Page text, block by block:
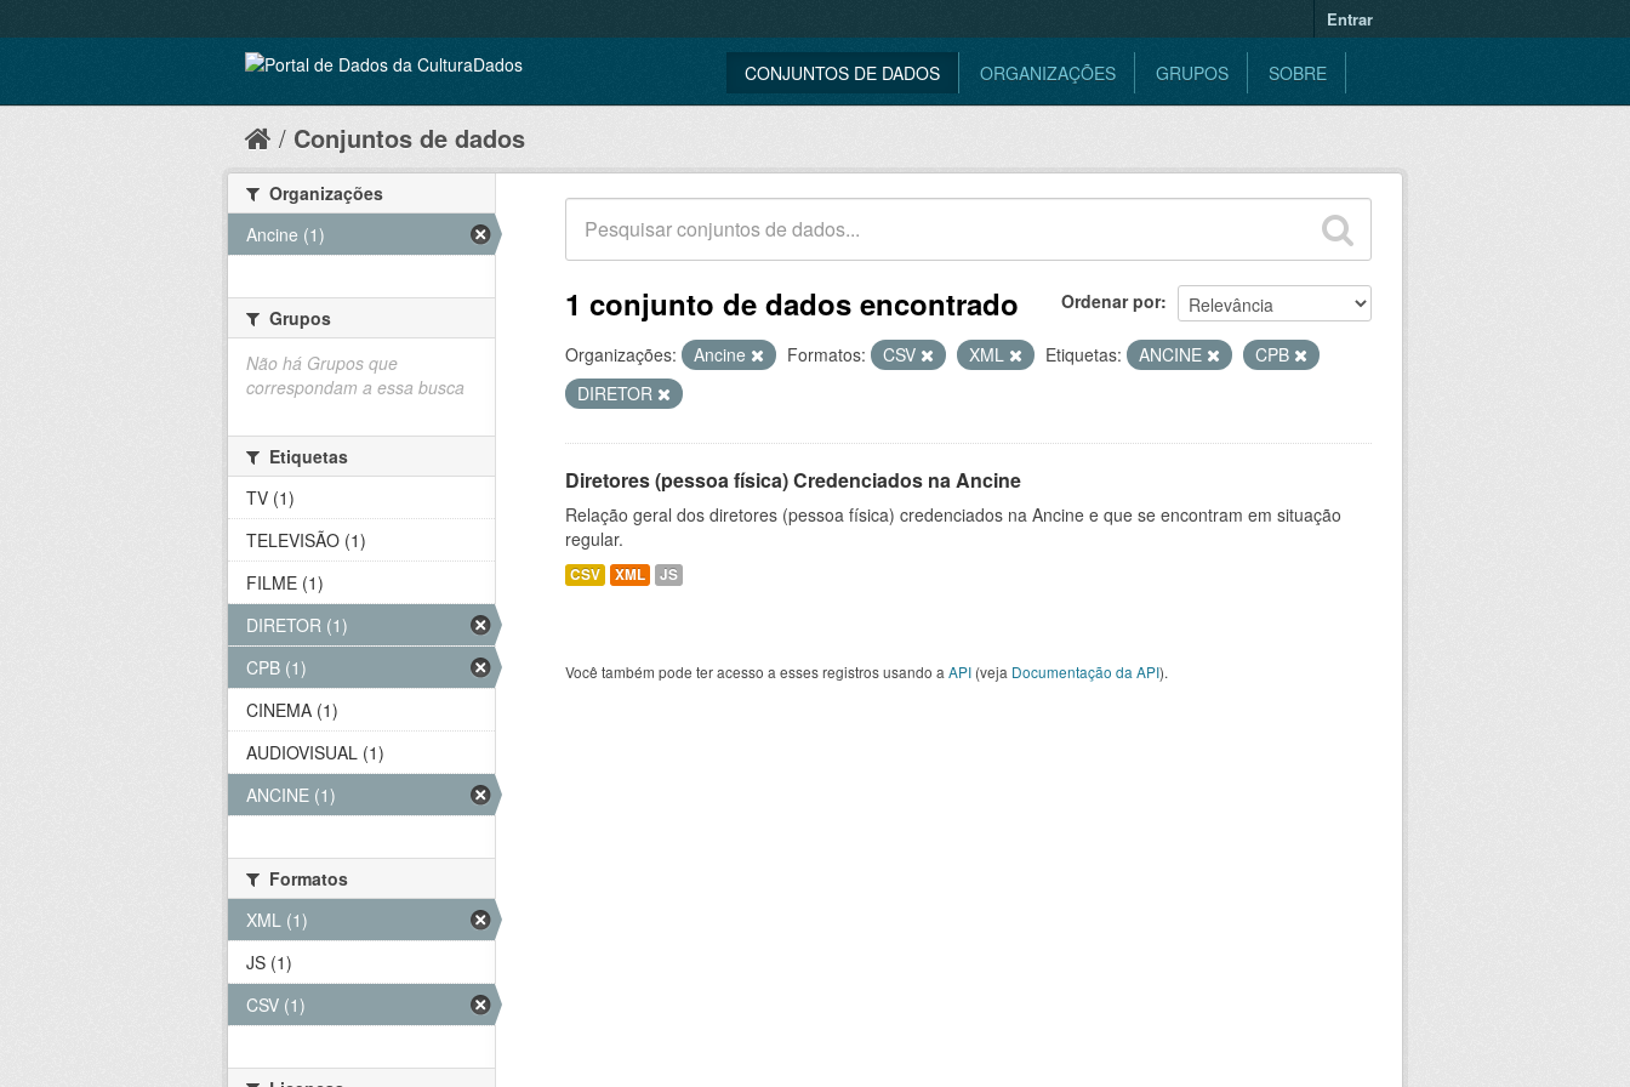
Entrar
CONJUNTOS DE DADOS ORGANIZAÇÕES GRUPOS SOBRE
Conjuntos de dados
Ordenar por
1 conjunto de dados encontrado
Organizações: Ancine Formatos: CSV XML Etiquetas: ANCINE
CPB
DIRETOR
Diretores (pessoa física) Credenciados na Ancine
Relação geral dos diretores (pessoa física) credenciados na Ancine e que se encontram em situação
regular.
CSV XML JS
Você também pode ter acesso a esses registros usando a API (veja Documentação da API).
Organizações
Ancine (1)
Grupos
Não há Grupos que
correspondam a essa busca
Etiquetas
TV (1)
TELEVISÃO (1)
FILME (1)
DIRETOR (1)
CPB (1)
CINEMA (1)
AUDIOVISUAL (1)
ANCINE (1)
Formatos
XML (1)
JS (1)
CSV (1)